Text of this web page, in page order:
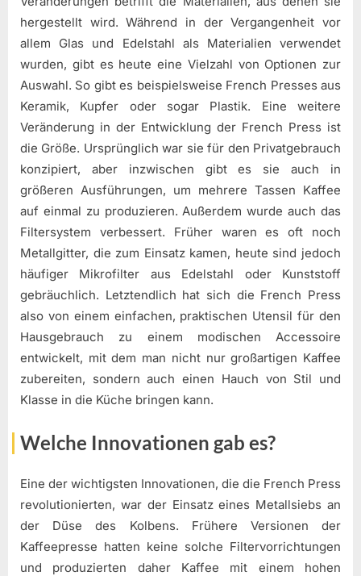
hergestellt wird. Während in der Vergangenheit vor
allem Glas und Edelstahl als Materialien verwendet
wurden, gibt es heute eine Vielzahl von Optionen zur
Auswahl. So gibt es beispielsweise French Presses aus
Keramik, Kupfer oder sogar Plastik. Eine weitere
Veränderung in der Entwicklung der French Press ist
die Größe. Ursprünglich war sie für den Privatgebrauch
konzipiert, aber inzwischen gibt es sie auch in
größeren Ausführungen, um mehrere Tassen Kaffee
auf einmal zu produzieren. Außerdem wurde auch das
Filtersystem verbessert. Früher waren es oft noch
Metallgitter, die zum Einsatz kamen, heute sind jedoch
häufiger Mikrofilter aus Edelstahl oder Kunststoff
gebräuchlich. Letztendlich hat sich die French Press
also von einem einfachen, praktischen Utensil für den
Hausgebrauch zu einem modischen Accessoire
entwickelt, mit dem man nicht nur großartigen Kaffee
zubereiten, sondern auch einen Hauch von Stil und
Klasse in die Küche bringen kann.
Welche Innovationen gab es?
Eine der wichtigsten Innovationen, die die French Press
revolutionierten, war der Einsatz eines Metallsiebs an
der Düse des Kolbens. Frühere Versionen der
Kaffeepresse hatten keine solche Filtervorrichtungen
und produzierten daher Kaffee mit einem hohen